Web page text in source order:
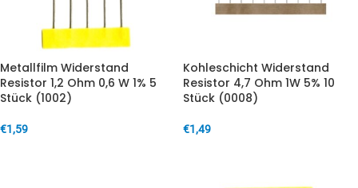
Metallfilm Widerstand
Resistor 1,2 Ohm 0,6 W 1% 5
Stück (1002)
€1,59
Kohleschicht Widerstand
Resistor 4,7 Ohm 1W 5% 10
Stück (0008)
€1,49